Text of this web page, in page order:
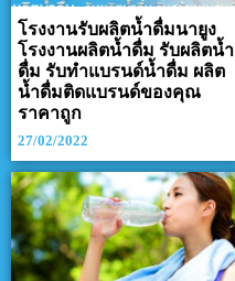
โรงงานรับผลิตน้ำดื่มนายูง
โรงงานผลิตน้ำดื่ม รับผลิตน้ำ
ดื่ม รับทำแบรนด์น้ำดื่ม ผลิต
น้ำดื่มติดแบรนด์ของคุณ
ราคาถูก
27/02/2022